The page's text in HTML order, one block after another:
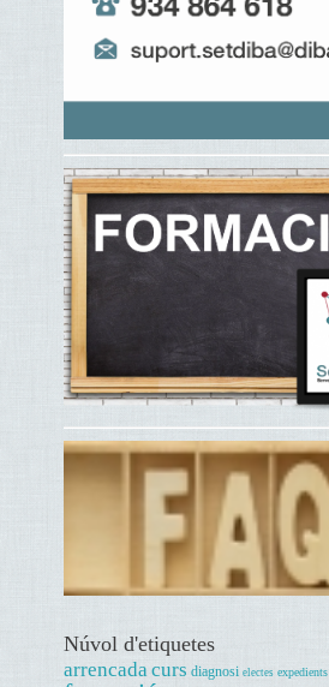
Núvol d'etiquetes
arrencada curs diagnosi electes expedients